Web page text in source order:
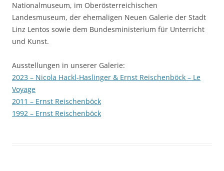
Nationalmuseum, im Oberösterreichischen
Landesmuseum, der ehemaligen Neuen Galerie der Stadt
Linz Lentos sowie dem Bundesministerium für Unterricht
und Kunst.
Ausstellungen in unserer Galerie:
2023 – Nicola Hackl-Haslinger & Ernst Reischenböck – Le
Voyage
2011 – Ernst Reischenböck
1992 – Ernst Reischenböck